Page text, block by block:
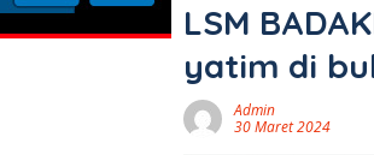
LSM
yatim di
Admin
30 Maret 2024